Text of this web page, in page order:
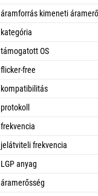
áramforrás kimeneti
kategória
támogatott OS
flicker-free
kompatibilitás
protokoll
frekvencia
jelátviteli frekvencia
LGP anyag
áramerősség